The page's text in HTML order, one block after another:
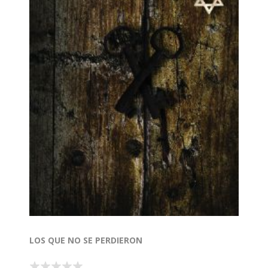
LOS QUE NO SE PERDIERON